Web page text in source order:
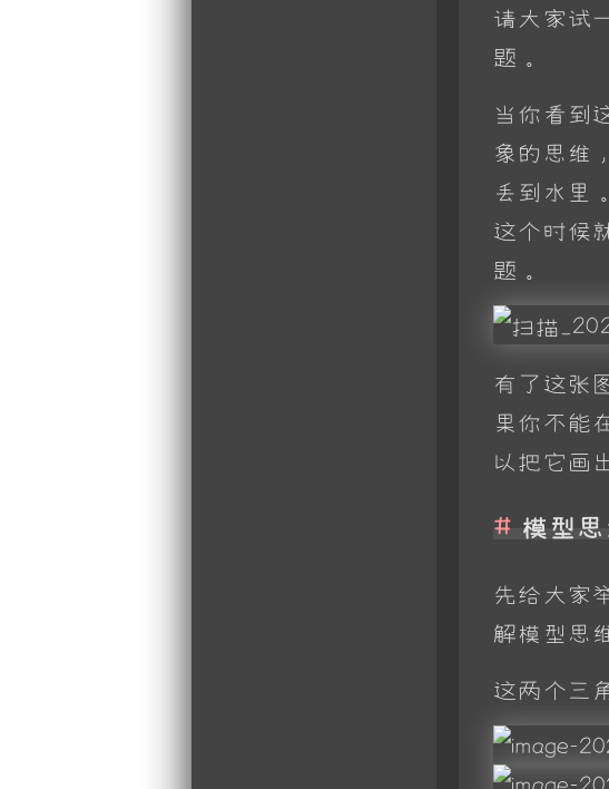
请大家试
题。
当你看到
象的思维
丢到水里
这个时候
题。
有了这张
果你不能
以把它画
模型
先给大家
解模型思
这两个三